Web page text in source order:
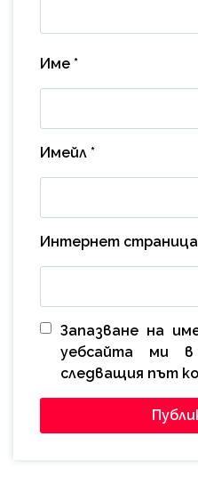
Име *
Имейл *
Интернет страница
Запазване на
уебсайта ми
следващия път